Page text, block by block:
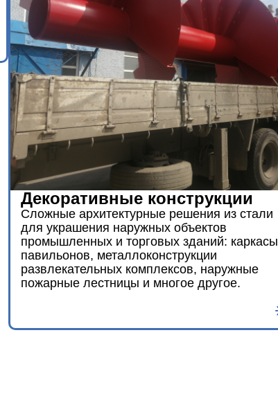
Декоративные конструкции
Сложные архитектурные решения из стали
для украшения наружных объектов
промышленных и торговых зданий: каркасы
павильонов, металлоконструкции
развлекательных комплексов, наружные
пожарные лестницы и многое другое.